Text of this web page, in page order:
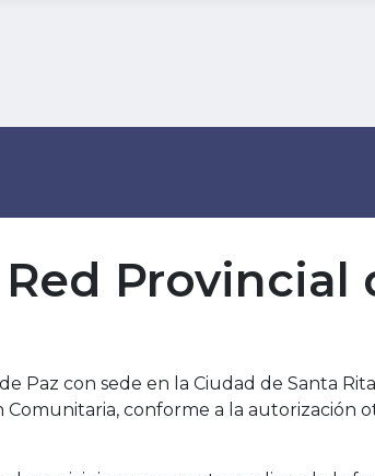
Paz con sede en la Ciudad de Santa
Comunitaria, conforme a la autorización